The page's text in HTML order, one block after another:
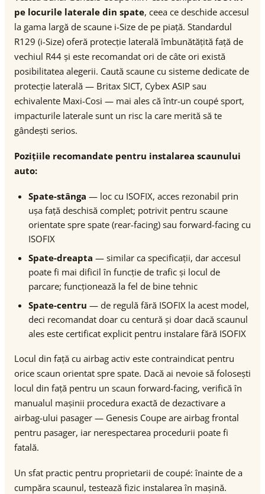
pe locurile laterale din spate, ceea ce deschide accesul
la gama largă de scaune i-Size de pe piață. Standardul
R129 (i-Size) oferă protecție laterală îmbunătățită față de
vechiul R44 și este recomandat ori de câte ori există
posibilitatea alegerii. Caută scaune cu sisteme dedicate de
protecție laterală — Britax SICT, Cybex ASIP sau
echivalente Maxi-Cosi — mai ales că într-un coupé sport,
impacturile laterale sunt un risc la care merită să te
gândești serios.
Pozițiile recomandate pentru instalarea scaunului
auto:
Spate-stânga — loc cu ISOFIX, acces rezonabil prin
ușa față deschisă complet; potrivit pentru scaune
orientate spre spate (rear-facing) sau forward-facing cu
ISOFIX
Spate-dreapta — similar ca specificații, dar accesul
poate fi mai dificil în funcție de trafic și locul de
parcare; funcționează la fel de bine tehnic
Spate-centru — de regulă fără ISOFIX la acest model,
deci recomandat doar cu centură și doar dacă scaunul
ales este certificat explicit pentru instalare fără ISOFIX
Locul din față cu airbag activ este contraindicat pentru
orice scaun orientat spre spate. Dacă ai nevoie să folosești
locul din față pentru un scaun forward-facing, verifică în
manualul mașinii procedura exactă de dezactivare a
airbag-ului pasager — Genesis Coupe are airbag frontal
pentru pasager, iar nerespectarea procedurii poate fi
fatală.
Un sfat practic pentru proprietarii de coupé: înainte de a
cumpăra scaunul, testează fizic instalarea în mașină.